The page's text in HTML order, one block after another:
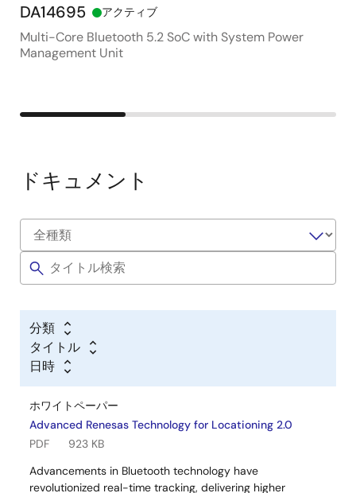
DA14695 アクティブ
Multi-Core Bluetooth 5.2 SoC with System Power
Management Unit
ドキュメント
分類
タイトル
日時
ホワイトペーパー
Advanced Renesas Technology for Locationing 2.0
PDF
923 KB
Advancements in Bluetooth technology have
revolutionized real-time tracking, delivering higher